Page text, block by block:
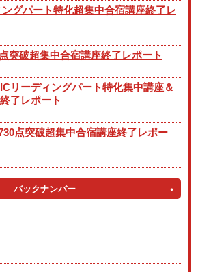
グパート特化超集中合宿講座終了レ
突破超集中合宿講座終了レポート
リーディングパート特化集中講座＆
了レポート
点突破超集中合宿講座終了レポー
バックナンバー